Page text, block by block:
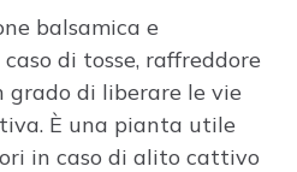
balsamica e
di tosse, raffreddore
grado di liberare le vie
È una pianta utile
in caso di alito cattivo